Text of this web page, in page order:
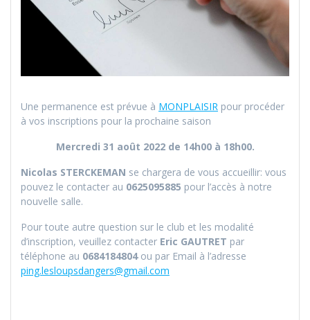
Une permanence est prévue à MONPLAISIR pour procéder
à vos inscriptions pour la prochaine saison
Mercredi 31 août 2022 de 14h00 à 18h00.
Nicolas STERCKEMAN se chargera de vous accueillir: vous
pouvez le contacter au 0625095885 pour l’accès à notre
nouvelle salle.
Pour toute autre question sur le club et les modalité
d’inscription, veuillez contacter Eric GAUTRET par
téléphone au 0684184804 ou par Email à l’adresse
ping.lesloupsdangers@gmail.com